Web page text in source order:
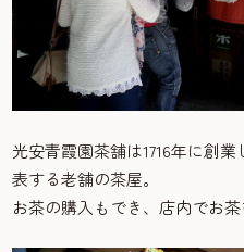
光安青霞園茶舗は1716年に創
表する老舗の茶屋。
お茶の購入もでき、店内でお